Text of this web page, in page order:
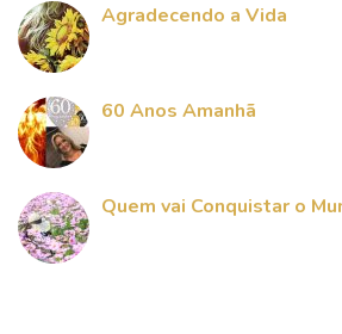
Agradecendo a Vida
60 Anos Amanhã
Quem vai Conquistar o